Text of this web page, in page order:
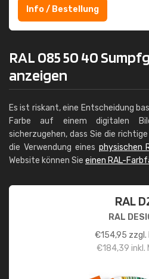
Info / Bestellung
RAL 085 50 40
anzeigen
Es ist riskant, eine Entscheidung
Farbe auf einem digitalen
sicherzugehen, dass Sie die
die Verwendung eines physischen
Website können Sie einen RAL-
RAL
RAL
€154,95 zzgl.
€184,39 inkl.